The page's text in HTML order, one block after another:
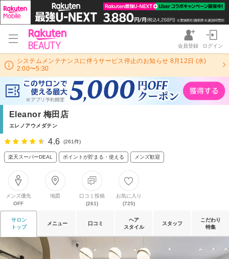
会員登録 ログイン
システムメンテナンスに伴うサービス停止のお知らせ 8月12日 (水)
2:00〜5:30
Eleanor 梅田店
エレノアウメダテン
4.6 (261件)
楽天スーパーDEAL ポイントが貯まる・使える メンズ歓迎
メンズ優先
OFF
地図
口コミ投稿
(261)
お気に入り
(725)
サロン
トップ
メニュー 口コミ
ヘア
スタイル
スタッフ
こだわり
特集